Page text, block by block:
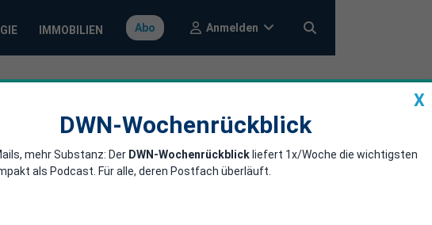
IMMOBILIEN Abo Anmelden
durch die
werden?
X
DWN-Wochenrückblick
mehr Substanz: Der DWN-Wochenrückblick liefert 1x/Woche die wichtigsten
als Podcast. Für alle, deren Postfach überläuft.